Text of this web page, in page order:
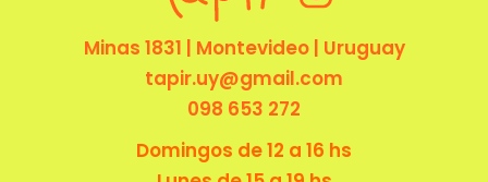
Minas 1831 | Montevideo | Uruguay
tapir.uy@gmail.com
098 653 272
Domingos de 12 a 16 hs